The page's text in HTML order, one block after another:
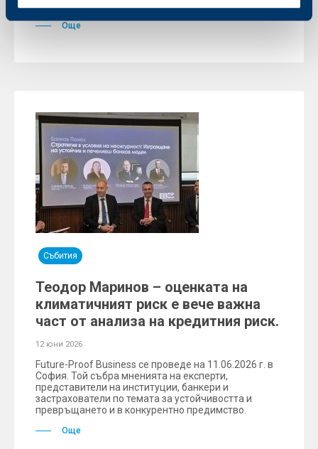
Още
Събития
Теодор Маринов – оценката на
климатичният риск е вече важна
част от анализа на кредитния риск.
12 юни 2026
Future-Proof Business се проведе на 11.06.2026 г. в
София. Той събра мненията на експерти,
представители на институции, банкери и
застрахователи по темата за устойчивостта и
превръщането и в конкурентно предимство.
Още